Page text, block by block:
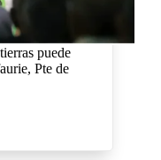
puede
Pte de